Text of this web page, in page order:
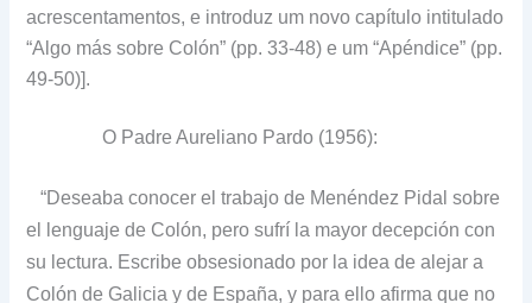
acrescentamentos, e introduz um novo capítulo intitulado
“Algo más sobre Colón” (pp. 33-48) e um “Apéndice” (pp.
49-50)].
O Padre Aureliano Pardo (1956):
“Deseaba conocer el trabajo de Menéndez Pidal sobre
el lenguaje de Colón, pero sufrí la mayor decepción con
su lectura. Escribe obsesionado por la idea de alejar a
Colón de Galicia y de España, y para ello afirma que no